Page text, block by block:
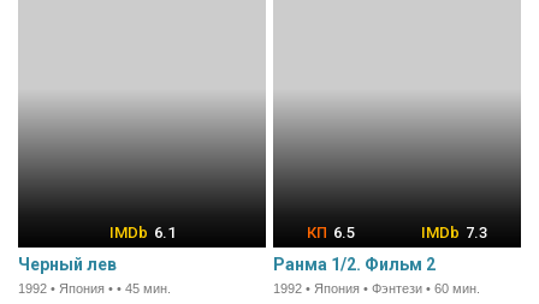
6.1
Черный лев
1992 • Япония • • 45 мин.
6.5 7.3
Ранма 1/2. Фильм 2
1992 • Япония • Фэнтези • 60 мин.